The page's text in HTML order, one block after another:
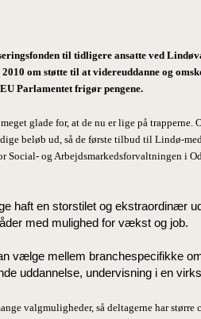
til tidligere ansatte ved
om støtte til at videreuddanne og
Parlamentet frigør pengene.
glade for, at de nu er lige på
beløb ud, så de første tilbud til Lindø-
Social- og Arbejdsmarkedsforvaltningen i
haft en storstilet og ekstraordinær
med mulighed for vækst og job.
vælge mellem branchespecifikke
uddannelse, undervisning i en
valgmuligheder, så deltagerne har